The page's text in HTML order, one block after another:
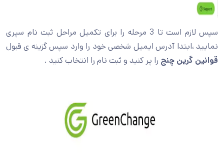
سپس لازم است تا 3 مرحله را برای تکمیل مراحل ثبت نام سپری
نمایید ،ابتدا آدرس ایمیل شخصی خود را وارد سپس گزینه ی قبول
قوانین گرین چنج را پر کنید و ثبت نام را انتخاب کنید .